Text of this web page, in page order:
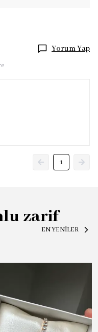
Yorum Yap
1
zarif
EN YENİLER